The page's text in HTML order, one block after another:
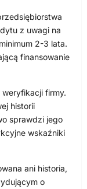
z uwagi na
2-3 lata.
finansowanie
firmy.
historii
sprawdzi jego
wskaźniki
ani historia,
o